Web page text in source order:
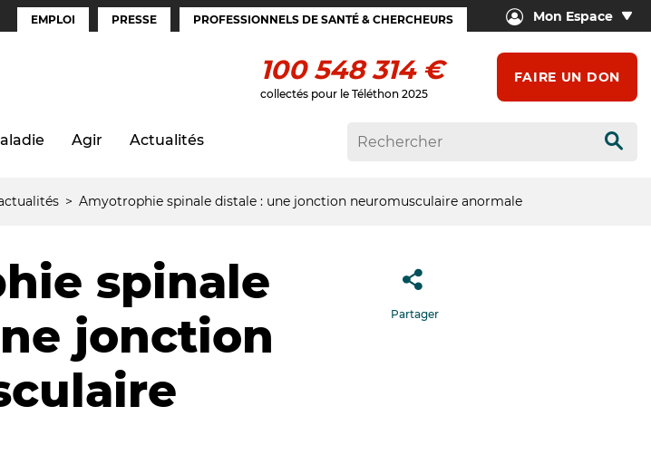
Espaces
EMPLOI PRESSE PROFESSIONNELS DE SANTÉ & CHERCHEURS Mon Espace
100 548 314 €
collectés pour le Téléthon 2025
FAIRE UN DON
Agir Actualités
Amyotrophie spinale distale : une jonction neuromusculaire anormale
spinale
jonction
Partager